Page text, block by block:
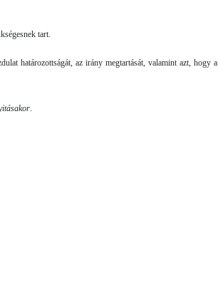
tart.
határozottságát, az irány megtartását, valamint azt,
.